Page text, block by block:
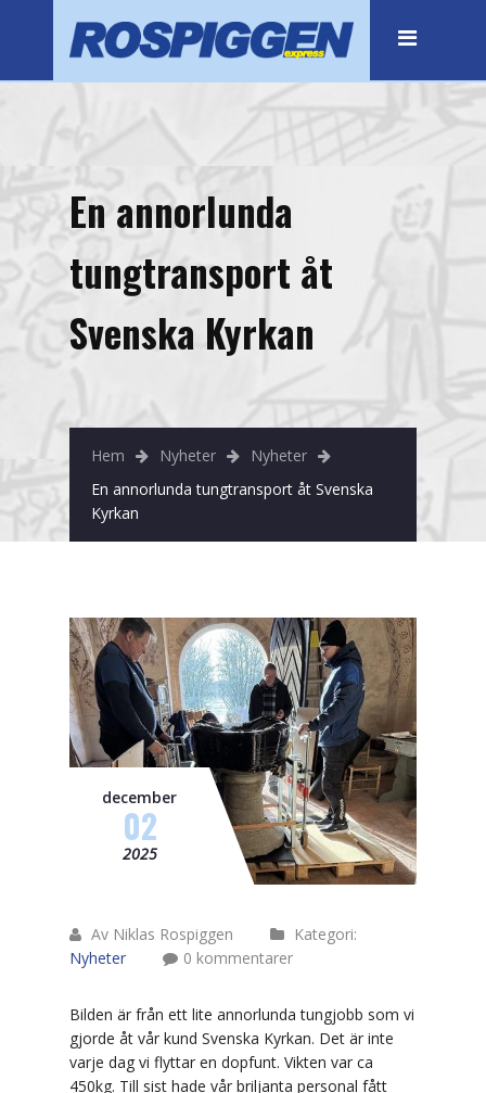
Flytt
Botkyrka
Bromma
Haninge
Kista
Nacka
Norrtälje
Sollentuna
Solna
Tyresö
Upplands Väsby
Tungtransporter
Packtips inför flytt
Magasinering & övriga tjänster
En annorlunda
tungtransport åt
Svenska Kyrkan
Hem Nyheter
Nyheter
En annorlunda tungtransport åt Svenska
Kyrkan
december
02
2025
Av Niklas Rospiggen
Kategori:
Nyheter
0 kommentarer
Bilden är från ett lite annorlunda tungjobb som vi
gjorde åt vår kund Svenska Kyrkan. Det är inte
varje dag vi flyttar en dopfunt. Vikten var ca
450kg. Till sist hade vår briljanta personal fått